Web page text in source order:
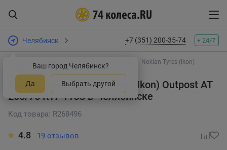
Челябинск
Ваш город Челябинск?
Да Выбрать другой
+7 (351) 200-35-74 24/7
Интернет-магазин шин и дисков
Nokian Tyres (Ikon)
Outpost AT
Летняя шина Nokian Tyres (Ikon) Outpost AT
255/75 R17 115Sв Челябинске
Код товара: R268496
4.8 19 отзывов